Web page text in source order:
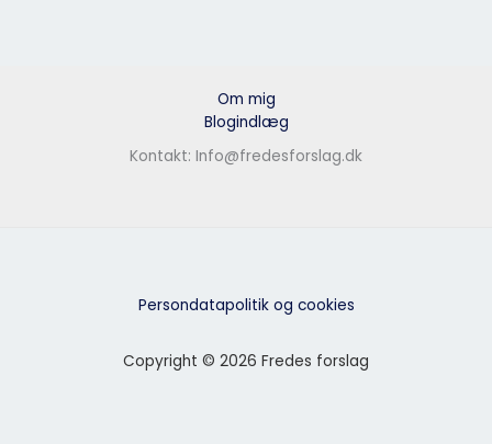
Om mig
Blogindlæg
Kontakt: Info@fredesforslag.dk
Persondatapolitik og cookies
Copyright © 2026 Fredes forslag